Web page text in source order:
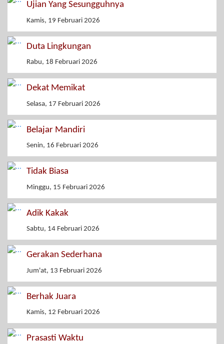
Ujian Yang Sesungguhnya
Kamis, 19 Februari 2026
Duta Lingkungan
Rabu, 18 Februari 2026
Dekat Memikat
Selasa, 17 Februari 2026
Belajar Mandiri
Senin, 16 Februari 2026
Tidak Biasa
Minggu, 15 Februari 2026
Adik Kakak
Sabtu, 14 Februari 2026
Gerakan Sederhana
Jum'at, 13 Februari 2026
Berhak Juara
Kamis, 12 Februari 2026
Prasasti Waktu